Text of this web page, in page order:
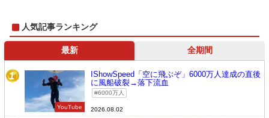
人気記事ランキング
最新 全期間
1
YouTube
IShowSpeed「空に飛ぶぞ」6000万人達成の直後
に風船破裂→落下流血
6000万人
2026.08.02